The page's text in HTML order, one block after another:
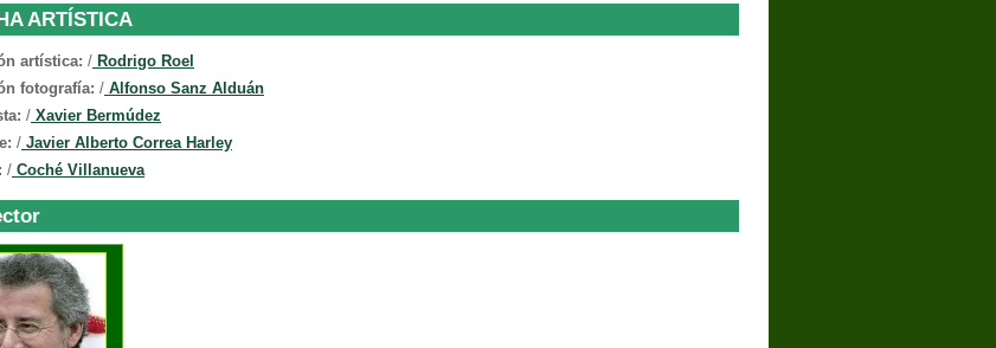
ARTÍSTICA
artística: / Rodrigo Roel
fotografía: / Alfonso Sanz Alduán
/ Xavier Bermúdez
/ Javier Alberto Correa Harley
/ Coché Villanueva